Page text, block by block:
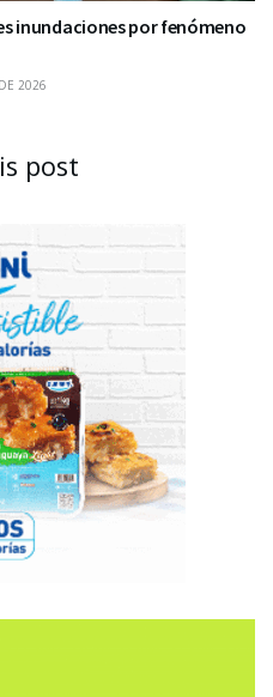
inundaciones por fenómeno
2026
post